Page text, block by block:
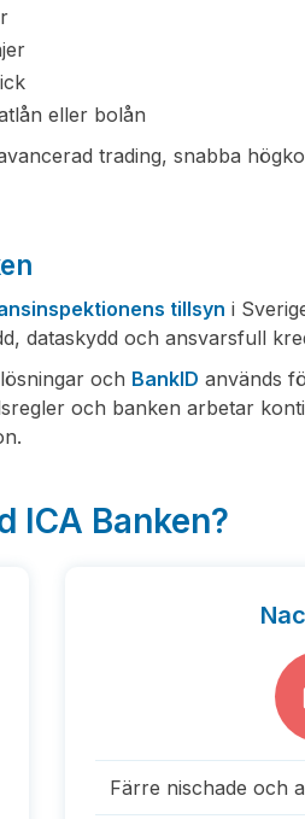
eller bolån
trading, snabba
tillsyn i
dataskydd och ansvarsfull
och BankID används
och banken arbetar
ICA Banken?
Färre nischade och